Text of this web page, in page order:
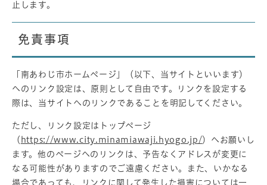
止します。
免責事項
「南あわじ市ホームページ」（以下、当サイトといいます）
へのリンク設定は、原則として自由です。リンクを設定する
際は、当サイトへのリンクであることを明記してください。
ただし、リンク設定はトップページ
（ https://www.city.minamiawaji.hyogo.jp/ ）へお願いし
ます。他のページへのリンクは、予告なくアドレスが変更に
なる可能性がありますのでご遠慮ください。また、いかなる
場合であっても、リンクに関して発生した損害については一